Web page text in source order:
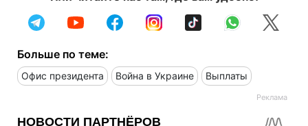
Больше по теме:
Офис президента Война в Украине Выплаты